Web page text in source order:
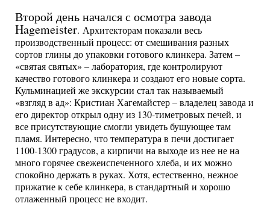
Второй день начался с осмотра завода
Hagemeister. Архитекторам показали весь
производственный процесс: от смешивания разных
сортов глины до упаковки готового клинкера. Затем –
«святая святых» – лаборатория, где контролируют
качество готового клинкера и создают его новые сорта.
Кульминацией же экскурсии стал так называемый
«взгляд в ад»: Кристиан Хагемайстер – владелец завода и
его директор открыл одну из 130-тиметровых печей, и
все присутствующие смогли увидеть бушующее там
пламя. Интересно, что температура в печи достигает
1100-1300 градусов, а кирпичи на выходе из нее не на
много горячее свежеиспеченного хлеба, и их можно
спокойно держать в руках. Хотя, естественно, нежное
прижатие к себе клинкера, в стандартный и хорошо
отлаженный процесс не входит.